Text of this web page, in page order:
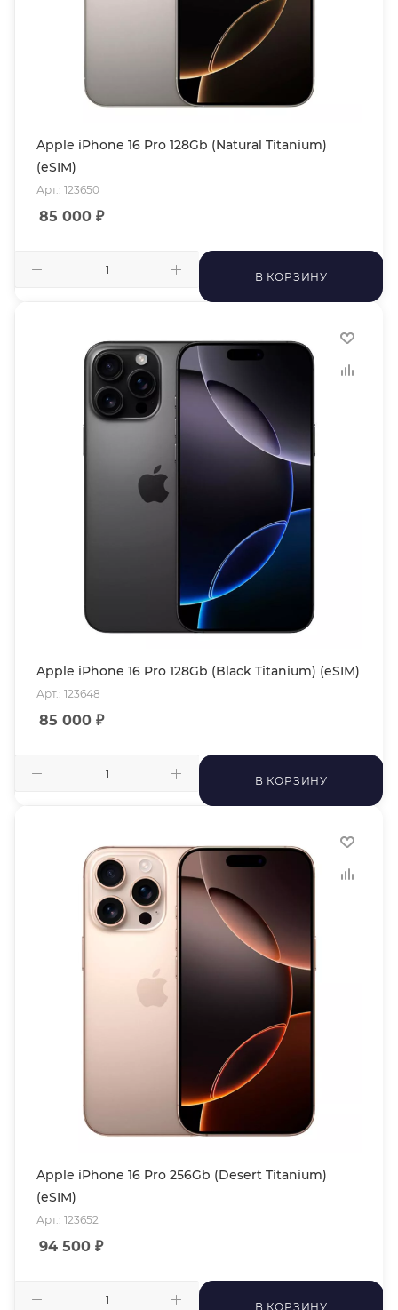
Apple iPhone 16 Pro 128Gb (Natural Titanium)
(eSIM)
Арт.: 123650
85 000 ₽
В КОРЗИНУ
Apple iPhone 16 Pro 128Gb (Black Titanium) (eSIM)
Арт.: 123648
85 000 ₽
В КОРЗИНУ
Apple iPhone 16 Pro 256Gb (Desert Titanium)
(eSIM)
Арт.: 123652
94 500 ₽
В КОРЗИНУ